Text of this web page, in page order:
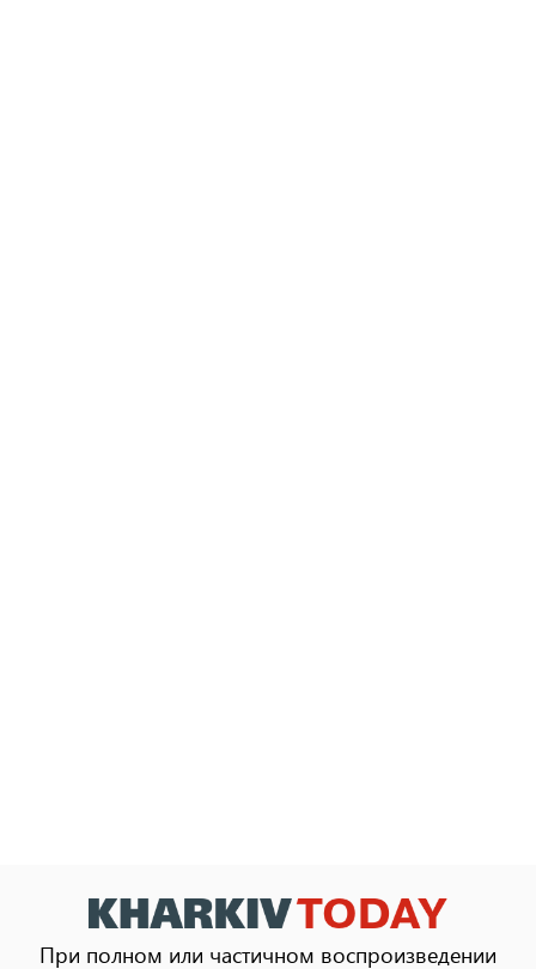
При полном или частичном воспроизведении